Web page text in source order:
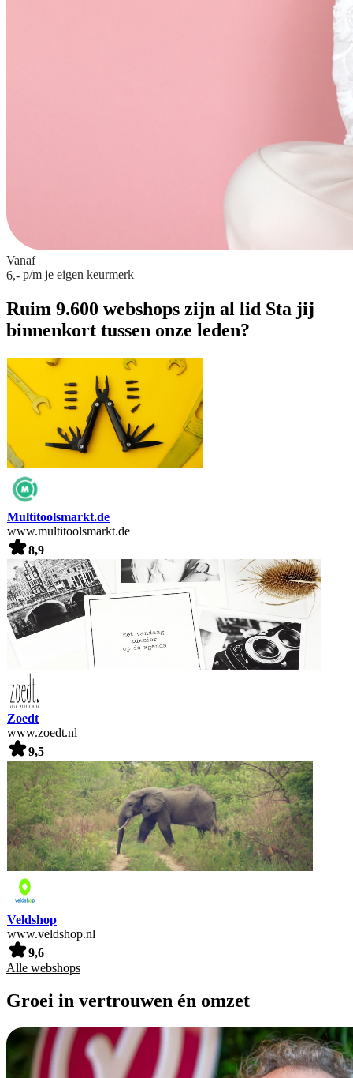
Vanaf
6,- p/m je eigen keurmerk
Ruim 9.600 webshops zijn al lid Sta jij
binnenkort tussen onze leden?
Multitoolsmarkt.de
www.multitoolsmarkt.de
8,9
Zoedt
www.zoedt.nl
9,5
Veldshop
www.veldshop.nl
9,6
Alle webshops
Groei in vertrouwen én omzet